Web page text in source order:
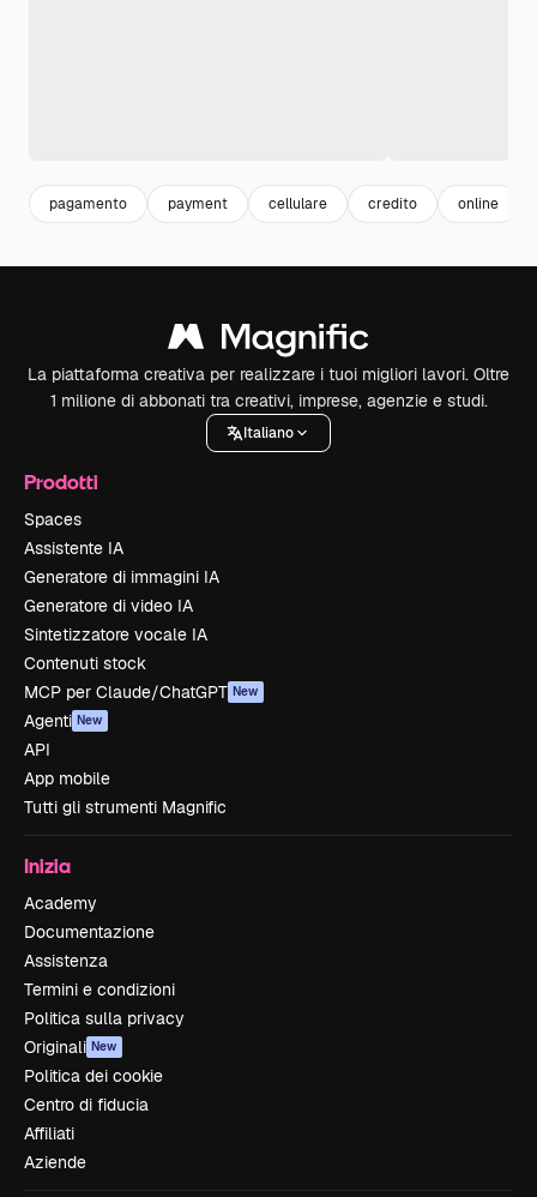
pagamento payment cellulare credito online
La piattaforma creativa per realizzare i tuoi migliori lavori. Oltre
1 milione di abbonati tra creativi, imprese, agenzie e studi.
Italiano
Prodotti
Spaces
Assistente IA
Generatore di immagini IA
Generatore di video IA
Sintetizzatore vocale IA
Contenuti stock
MCP per Claude/ChatGPT New
Agenti New
API
App mobile
Tutti gli strumenti Magnific
Inizia
Academy
Documentazione
Assistenza
Termini e condizioni
Politica sulla privacy
Originali New
Politica dei cookie
Centro di fiducia
Affiliati
Aziende